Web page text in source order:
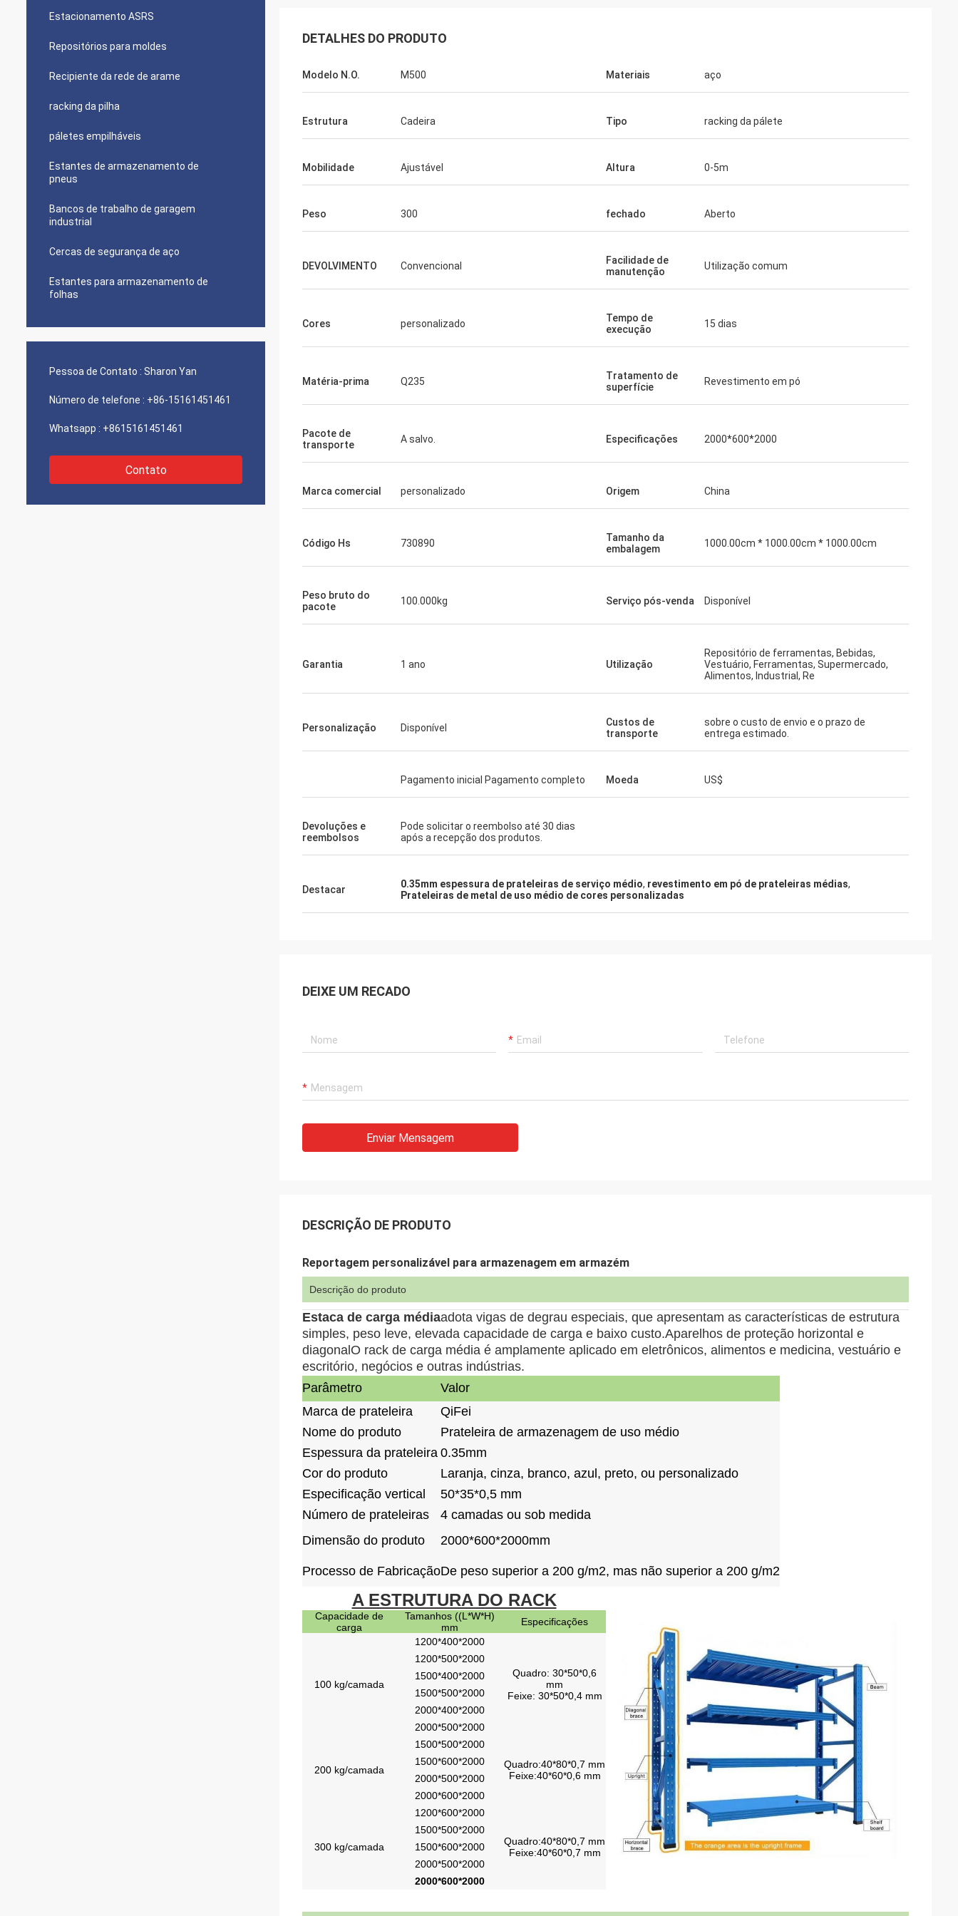
Estacionamento ASRS
Repositórios para moldes
Recipiente da rede de arame
racking da pilha
páletes empilháveis
Estantes de armazenamento de
pneus
Bancos de trabalho de garagem
industrial
Cercas de segurança de aço
Estantes para armazenamento de
folhas
Pessoa de Contato : Sharon Yan
Número de telefone : +86-15161451461
Whatsapp : +8615161451461
Contato
DETALHES DO PRODUTO
Modelo N.O. M500 Materiais aço
Estrutura Cadeira Tipo racking da pálete
Mobilidade Ajustável Altura 0-5m
Peso 300 fechado Aberto
DEVOLVIMENTO Convencional
Facilidade de
manutenção
Utilização comum
Cores personalizado
Tempo de
execução
15 dias
Matéria-prima Q235
Tratamento de
superfície
Revestimento em pó
Pacote de
transporte
A salvo. Especificações 2000*600*2000
Marca comercial personalizado Origem China
Código Hs 730890
Tamanho da
embalagem
1000.00cm * 1000.00cm * 1000.00cm
Peso bruto do
pacote
100.000kg Serviço pós-venda Disponível
Garantia 1 ano Utilização
Repositório de ferramentas, Bebidas,
Vestuário, Ferramentas, Supermercado,
Alimentos, Industrial, Re
Personalização Disponível
Custos de
transporte
sobre o custo de envio e o prazo de
entrega estimado.
Pagamento inicial Pagamento completo Moeda US$
Devoluções e
reembolsos
Pode solicitar o reembolso até 30 dias
após a recepção dos produtos.
Destacar 0.35mm espessura de prateleiras de serviço médio, revestimento em pó de prateleiras médias,
Prateleiras de metal de uso médio de cores personalizadas
DEIXE UM RECADO
Enviar Mensagem
DESCRIÇÃO DE PRODUTO
Reportagem personalizável para armazenagem em armazém
Descrição do produto
Estaca de carga médiaadota vigas de degrau especiais, que apresentam as características de estrutura
simples, peso leve, elevada capacidade de carga e baixo custo.Aparelhos de proteção horizontal e
diagonalO rack de carga média é amplamente aplicado em eletrônicos, alimentos e medicina, vestuário e
escritório, negócios e outras indústrias.
Parâmetro
Valor
Marca de prateleira
QiFei
Nome do produto
Prateleira de armazenagem de uso médio
Espessura da prateleira 0.35mm
Cor do produto
Laranja, cinza, branco, azul, preto, ou personalizado
Especificação vertical
50*35*0,5 mm
Número de prateleiras
4 camadas ou sob medida
Dimensão do produto
2000*600*2000mm
Processo de FabricaçãoDe peso superior a 200 g/m2, mas não superior a 200 g/m2
A ESTRUTURA DO RACK
Capacidade de
carga
Tamanhos ((L*W*H)
mm
Especificações
100 kg/camada
1200*400*2000
Quadro: 30*50*0,6
mm
Feixe: 30*50*0,4 mm
1200*500*2000
1500*400*2000
1500*500*2000
2000*400*2000
2000*500*2000
200 kg/camada
1500*500*2000
Quadro:40*80*0,7 mm
Feixe:40*60*0,6 mm
1500*600*2000
2000*500*2000
2000*600*2000
300 kg/camada
1200*600*2000
Quadro:40*80*0,7 mm
Feixe:40*60*0,7 mm
1500*500*2000
1500*600*2000
2000*500*2000
2000*600*2000